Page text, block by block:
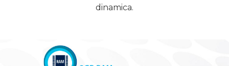
dinamica.